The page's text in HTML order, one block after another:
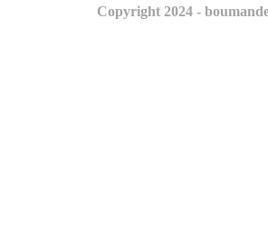
Copyright 2024 -